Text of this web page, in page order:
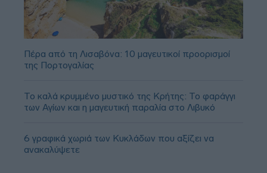
Πέρα από τη Λισαβόνα: 10 μαγευτικοί προορισμοί
της Πορτογαλίας
Το καλά κρυμμένο μυστικό της Κρήτης: Το φαράγγι
των Αγίων και η μαγευτική παραλία στο Λιβυκό
6 γραφικά χωριά των Κυκλάδων που αξίζει να
ανακαλύψετε